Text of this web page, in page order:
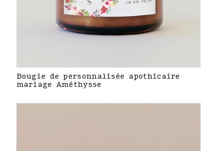
Bougie de personnalisée apothicaire
mariage Améthysse